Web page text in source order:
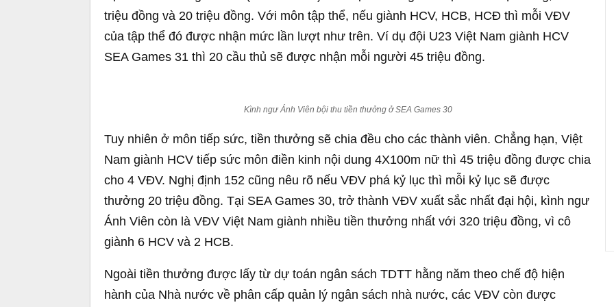
triệu đồng và 20 triệu đồng. Với môn tập thể, nếu giành HCV, HCB, HCĐ thì mỗi VĐV
của tập thể đó được nhận mức lần lượt như trên. Ví dụ đội U23 Việt Nam giành HCV
SEA Games 31 thì 20 cầu thủ sẽ được nhận mỗi người 45 triệu đồng.
Kình ngư Ánh Viên bội thu tiền thưởng ở SEA Games 30
Tuy nhiên ở môn tiếp sức, tiền thưởng sẽ chia đều cho các thành viên. Chẳng hạn, Việt
Nam giành HCV tiếp sức môn điền kinh nội dung 4X100m nữ thì 45 triệu đồng được chia
cho 4 VĐV. Nghị định 152 cũng nêu rõ nếu VĐV phá kỷ lục thì mỗi kỷ lục sẽ được
thưởng 20 triệu đồng. Tại SEA Games 30, trở thành VĐV xuất sắc nhất đại hội, kình ngư
Ánh Viên còn là VĐV Việt Nam giành nhiều tiền thưởng nhất với 320 triệu đồng, vì cô
giành 6 HCV và 2 HCB.
Ngoài tiền thưởng được lấy từ dự toán ngân sách TDTT hằng năm theo chế độ hiện
hành của Nhà nước về phân cấp quản lý ngân sách nhà nước, các VĐV còn được